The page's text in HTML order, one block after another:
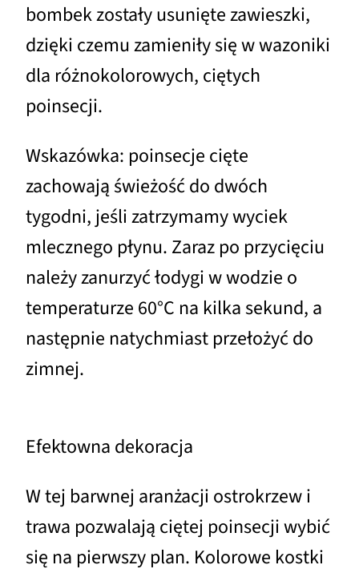
bombek zostały usunięte zawieszki,
dzięki czemu zamieniły się w wazoniki
dla różnokolorowych, ciętych
poinsecji.
Wskazówka: poinsecje cięte
zachowają świeżość do dwóch
tygodni, jeśli zatrzymamy wyciek
mlecznego płynu. Zaraz po przycięciu
należy zanurzyć łodygi w wodzie o
temperaturze 60°C na kilka sekund, a
następnie natychmiast przełożyć do
zimnej.
Efektowna dekoracja
W tej barwnej aranżacji ostrokrzew i
trawa pozwalają ciętej poinsecji wybić
się na pierwszy plan. Kolorowe kostki